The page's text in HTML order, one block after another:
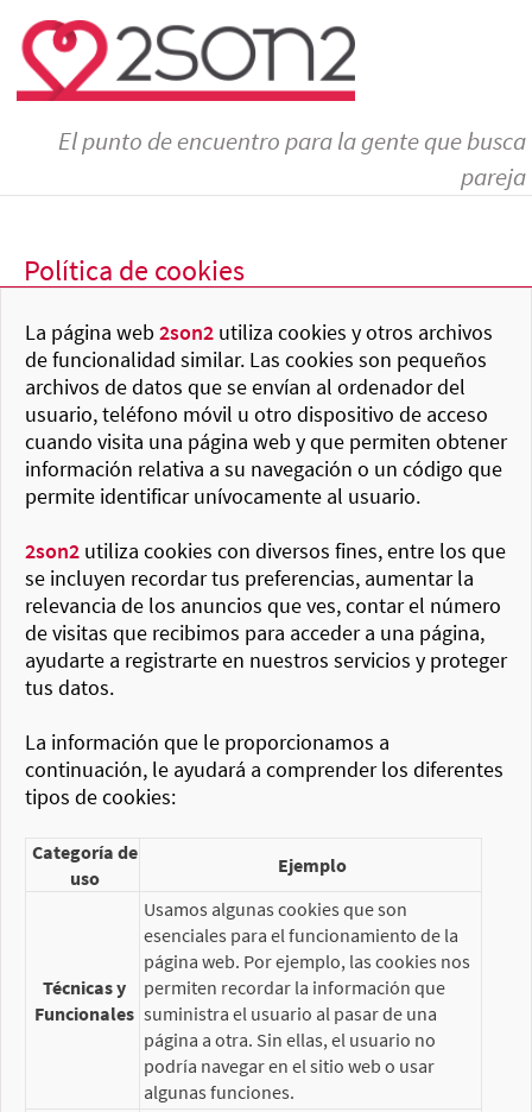
El punto de encuentro para la gente que busca
pareja
Política de cookies
La página web2son2 utiliza cookies y otros archivos
de funcionalidad similar. Las cookies son pequeños
archivos de datos que se envían al ordenador del
usuario, teléfono móvil u otro dispositivo de acceso
cuando visita una página web y que permiten obtener
información relativa a su navegación o un código que
permite identificar unívocamente al usuario.
2son2 utiliza cookies con diversos fines, entre los que
se incluyen recordar tus preferencias, aumentar la
relevancia de los anuncios que ves, contar el número
de visitas que recibimos para acceder a una página,
ayudarte a registrarte en nuestros servicios y proteger
tus datos.
La información que le proporcionamos a
continuación, le ayudará a comprender los diferentes
tipos de cookies:
Categoría de
uso
Ejemplo
Técnicas y
Funcionales
Usamos algunas cookies que son
esenciales para el funcionamiento de la
página web. Por ejemplo, las cookies nos
permiten recordar la información que
suministra el usuario al pasar de una
página a otra. Sin ellas, el usuario no
podría navegar en el sitio web o usar
algunas funciones.